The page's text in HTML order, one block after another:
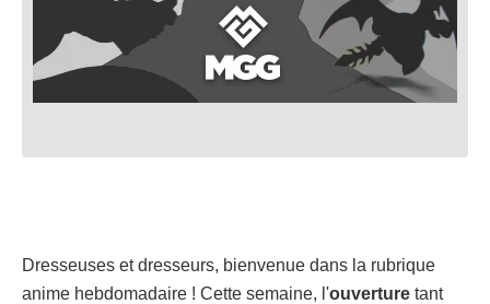
Dresseuses et dresseurs, bienvenue dans la rubrique
anime hebdomadaire ! Cette semaine, l'ouverture tant